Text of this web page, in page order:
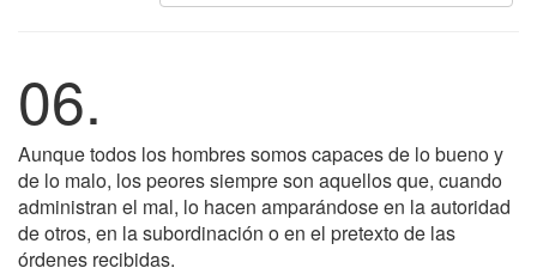
06.
Aunque todos los hombres somos capaces de lo bueno y
de lo malo, los peores siempre son aquellos que, cuando
administran el mal, lo hacen amparándose en la autoridad
de otros, en la subordinación o en el pretexto de las
órdenes recibidas.